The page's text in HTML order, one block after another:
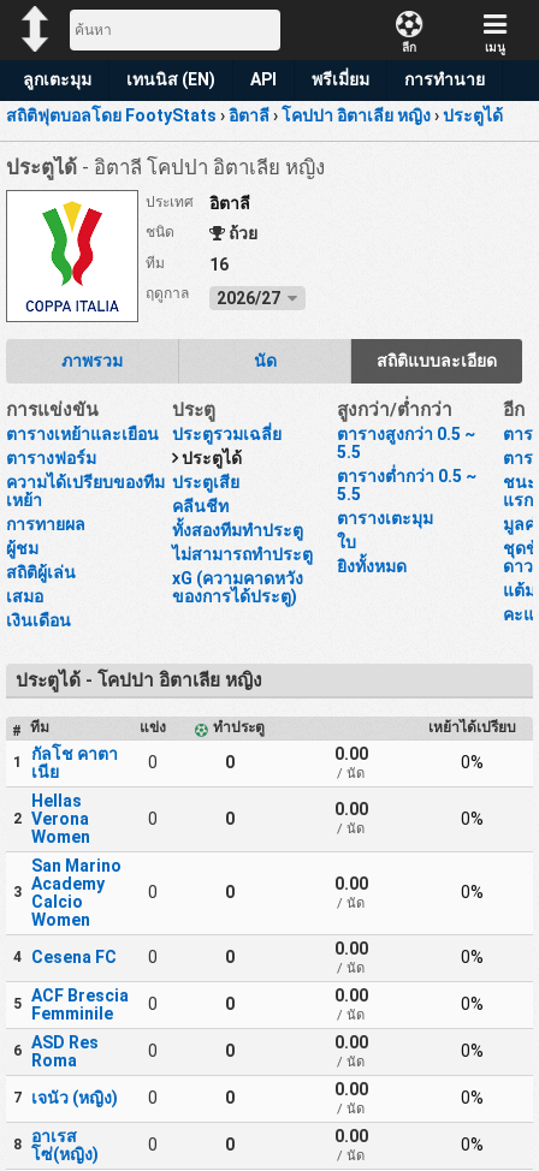
ลีก เมนู
ลูกเตะมุม เทนนิส (EN) API พรีเมี่ยม
การทำนาย
สถิติฟุตบอลโดย FootyStats ›อิตาลี›โคปปา อิตาเลีย หญิง›ประตูได้
ประตูได้ - อิตาลี โคปปา อิตาเลีย หญิง
ประเทศ อิตาลี
ชนิด ถ้วย
ทีม 16
ฤดูกาล 2026/27
ภาพรวม นัด สถิติแบบละเอียด
การแข่งขัน
ตารางเหย้าและเยือน
ตารางฟอร์ม
ความได้เปรียบของทีม
เหย้า
การทายผล
ผู้ชม
สถิติผู้เล่น
เสมอ
เงินเดือน
ประตู
ประตูรวมเฉลี่ย
ประตูได้
ประตูเสีย
คลีนชีท
ทั้งสองทีมทำประตู
ไม่สามารถทำประตู
xG (ความคาดหวัง
ของการได้ประตู)
สูงกว่า/ต่ำกว่า
ตารางสูงกว่า 0.5 ~
5.5
ตารางต่ำกว่า 0.5 ~
5.5
ตารางเตะมุม
ใบ
ยิงทั้งหมด
อีก
ตาร
ตาร
ชนะ
แรก
มูลค่
ชุดข้
ดาว
แต้ม
คะ
ประตูได้ - โคปปา อิตาเลีย หญิง
# ทีม แข่ง ทำประตู เหย้าได้เปรียบ
1
กัลโช คาตา
เนีย
0 0 0.00
/ นัด
0%
2
Hellas
Verona
Women
0 0 0.00
/ นัด
0%
3
San Marino
Academy
Calcio
Women
0 0 0.00
/ นัด
0%
4 Cesena FC 0 0 0.00
/ นัด
0%
5
ACF Brescia
Femminile
0 0 0.00
/ นัด
0%
6
ASD Res
Roma
0 0 0.00
/ นัด
0%
7 เจนัว (หญิง) 0 0 0.00
/ นัด
0%
8
อาเรส
โซ่(หญิง)
0 0 0.00
/ นัด
0%